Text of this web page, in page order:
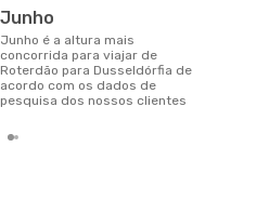
junho
junho é a altura mais
concorrida para viajar de
Roterdão para Dusseldórfia de
acordo com os dados de
pesquisa dos nossos clientes